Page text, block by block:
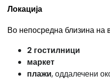
Локација
Во непосредна близина на
2 гостилници
маркет
плажи, оддалечени